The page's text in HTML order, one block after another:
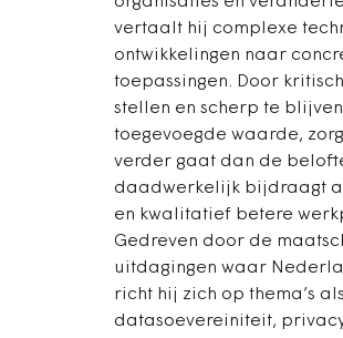
vertaalt hij complexe
ontwikkelingen naar
toepassingen. Door
stellen en scherp te
toegevoegde waarde,
verder gaat dan de
daadwerkelijk bijdraagt
en kwalitatief betere
Gedreven door de
uitdagingen waar
richt hij zich op thema’s als
datasoevereiniteit,